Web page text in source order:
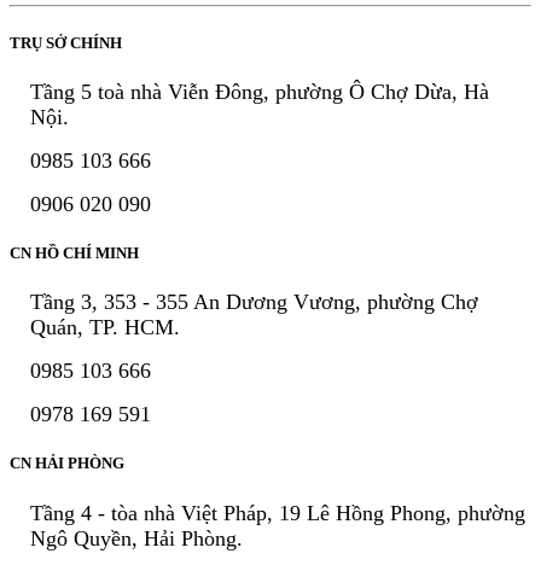
TRỤ SỞ CHÍNH
Tầng 5 toà nhà Viễn Đông, phường Ô Chợ Dừa, Hà
Nội.
0985 103 666
0906 020 090
CN HỒ CHÍ MINH
Tầng 3, 353 - 355 An Dương Vương, phường Chợ
Quán, TP. HCM.
0985 103 666
0978 169 591
CN HẢI PHÒNG
Tầng 4 - tòa nhà Việt Pháp, 19 Lê Hồng Phong, phường
Ngô Quyền, Hải Phòng.